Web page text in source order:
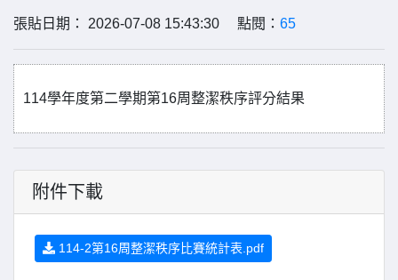
張貼日期： 2026-07-08 15:43:30 點閱： 65
114學年度第二學期第16周整潔秩序評分結果
附件下載
114-2第16周整潔秩序比賽統計表.pdf